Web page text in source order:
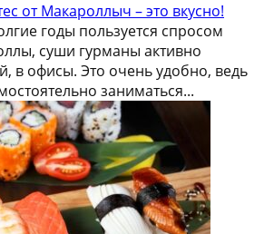
от Макароллыч – это вкусно!
годы пользуется спросом
суши гурманы активно
в офисы. Это очень удобно, ведь
заниматься...